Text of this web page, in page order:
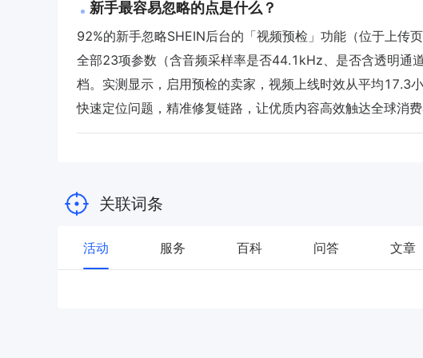
新手最容易忽略的点是什么？
92%的新手忽略SHEIN后台的「视频预检」功能（位于上传
全部23项参数（含音频采样率是否44.1kHz、是否含透明通
档。实测显示，启用预检的卖家，视频上线时效从平均17.3
快速定位问题，精准修复链路，让优质内容高效触达全球消费
关联词条
活动 服务 百科 问答 文章